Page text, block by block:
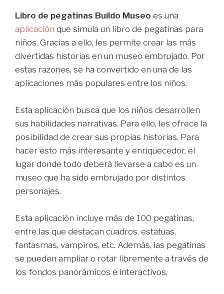
Libro de pegatinas Buildo Museo es una
aplicación que simula un libro de pegatinas para
niños. Gracias a ello, les permite crear las más
divertidas historias en un museo embrujado. Por
estas razones, se ha convertido en una de las
aplicaciones más populares entre los niños.
Esta aplicación busca que los niños desarrollen
sus habilidades narrativas. Para ello, les ofrece la
posibilidad de crear sus propias historias. Para
hacer esto más interesante y enriquecedor, el
lugar donde todo deberá llevarse a cabo es un
museo que ha sido embrujado por distintos
personajes.
Esta aplicación incluye más de 100 pegatinas,
entre las que destacan cuadros, estatuas,
fantasmas, vampiros, etc. Además, las pegatinas
se pueden ampliar o rotar libremente a través de
los fondos panorámicos e interactivos.